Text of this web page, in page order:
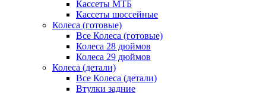
Кассеты МТБ
Кассеты шоссейные
Колеса (готовые)
Все Колеса (готовые)
Колеса 28 дюймов
Колеса 29 дюймов
Колеса (детали)
Все Колеса (детали)
Втулки задние